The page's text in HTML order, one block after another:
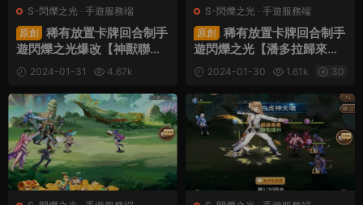
S-閃爍之光 · 手遊服務端
原創
稀有放置卡牌回合制手
遊閃爍之光爆改【神獸聯
萌】Linux手工端+安卓+GM
配套物品後台+架設教程
2024-01-31
4.67k
S-閃爍之光 · 手遊服務端
原創
稀有放置卡牌回合制手
遊閃爍之光【潘多拉歸來】L
inux手工端+安卓蘋果雙端+
GM後台+架設教程
2024-01-30 1.61k 30